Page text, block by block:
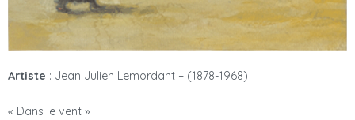
Artiste : Jean Julien Lemordant – (1878-1968)
« Dans le vent »